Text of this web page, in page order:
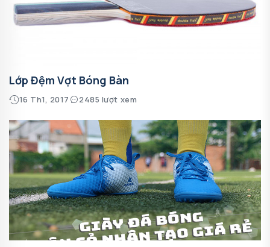
Lớp Đệm Vợt Bóng Bàn
16 Th1, 2017 2485 lượt xem